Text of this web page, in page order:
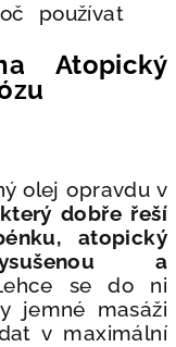
Atopický
olej opravdu v
dobře řeší
atopický
a
se do ni
jemné masáži
v maximální